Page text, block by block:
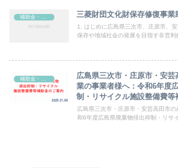
三菱財団文化財保存修復事業
1. はじめに広島県三次市、庄原市、
保存や地域社会の発展を目指す非営利
広島県三次市・庄原市・安
業の事業者様へ：令和6年度
制・リサイクル施設整備費等
広島県三次市・庄原市・安芸高田市
和6年度広島県廃棄物排出抑制・リサ